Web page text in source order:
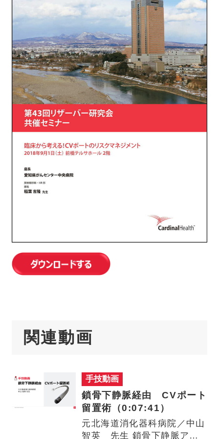
関連動画
手技動画
鎖骨下静脈経由 CVポート
留置術（0:07:41）
元北海道消化器科病院／中山
智英 先生 鎖骨下静脈アプ